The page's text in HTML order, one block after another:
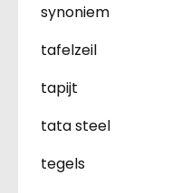
synoniem
tafelzeil
tapijt
tata steel
tegels